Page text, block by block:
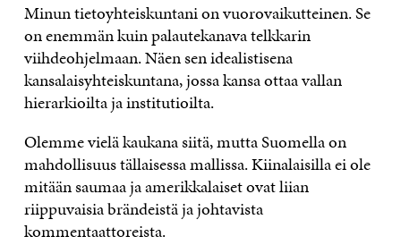
Minun tietoyhteiskuntani on vuorovaikutteinen. Se
on enemmän kuin palautekanava telkkarin
viihdeohjelmaan. Näen sen idealistisena
kansalaisyhteiskuntana, jossa kansa ottaa vallan
hierarkioilta ja institutioilta.
Olemme vielä kaukana siitä, mutta Suomella on
mahdollisuus tällaisessa mallissa. Kiinalaisilla ei ole
mitään saumaa ja amerikkalaiset ovat liian
riippuvaisia brändeistä ja johtavista
kommentaattoreista.